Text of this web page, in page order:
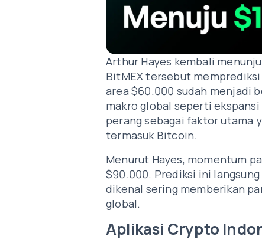
Arthur Hayes kembali
BitMEX tersebut
area $60.000 sudah menjadi
makro global seperti
perang sebagai faktor utama
termasuk Bitcoin.
Menurut Hayes, momentum
$90.000. Prediksi ini
dikenal sering memberikan
global.
Aplikasi Crypto